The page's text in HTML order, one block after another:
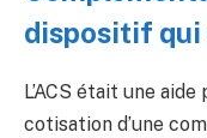
dispositif
L’ACS était une
cotisation d’une